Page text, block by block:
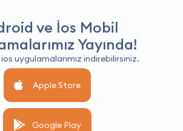
ve İos Mobil
Yayında!
uygulamalarımız indirebilirsiniz.
Apple Store
Google Play